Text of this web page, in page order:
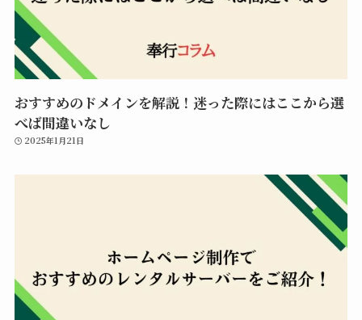
おすすめのドメインを解説！迷った際にはここから選
べば間違いなし
2025年1月21日